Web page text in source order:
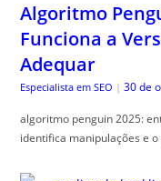
Algoritmo
Funciona a
Adequar
Especialista em SEO | 30 de
algoritmo penguin 2025:
identifica manipulações e